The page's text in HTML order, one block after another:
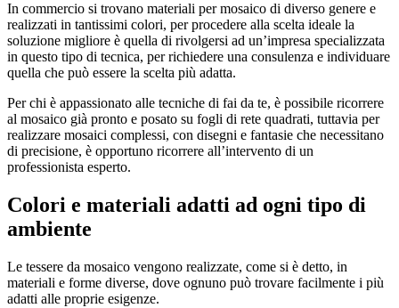
In commercio si trovano materiali per mosaico di diverso genere e
realizzati in tantissimi colori, per procedere alla scelta ideale la
soluzione migliore è quella di rivolgersi ad un’impresa specializzata
in questo tipo di tecnica, per richiedere una consulenza e individuare
quella che può essere la scelta più adatta.
Per chi è appassionato alle tecniche di fai da te, è possibile ricorrere
al mosaico già pronto e posato su fogli di rete quadrati, tuttavia per
realizzare mosaici complessi, con disegni e fantasie che necessitano
di precisione, è opportuno ricorrere all’intervento di un
professionista esperto.
Colori e materiali adatti ad ogni tipo di
ambiente
Le tessere da mosaico vengono realizzate, come si è detto, in
materiali e forme diverse, dove ognuno può trovare facilmente i più
adatti alle proprie esigenze.